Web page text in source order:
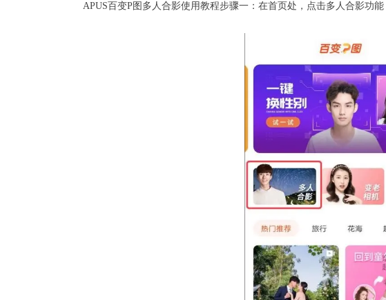
APUS百变P图多人合影使用教程步骤一：在首页处，点击多人合影功能